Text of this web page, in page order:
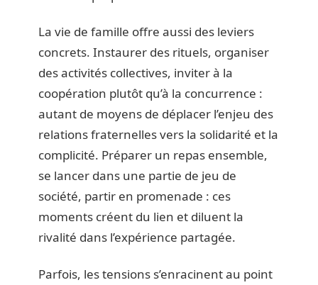
La vie de famille offre aussi des leviers
concrets. Instaurer des rituels, organiser
des activités collectives, inviter à la
coopération plutôt qu’à la concurrence :
autant de moyens de déplacer l’enjeu des
relations fraternelles vers la solidarité et la
complicité. Préparer un repas ensemble,
se lancer dans une partie de jeu de
société, partir en promenade : ces
moments créent du lien et diluent la
rivalité dans l’expérience partagée.
Parfois, les tensions s’enracinent au point